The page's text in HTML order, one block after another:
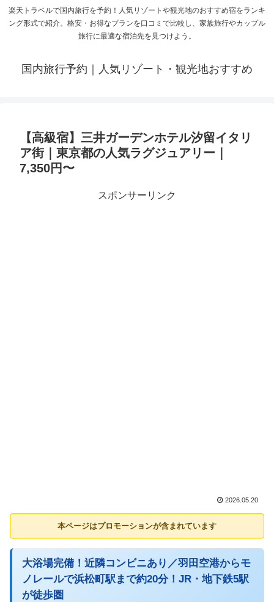
楽天トラベルで国内旅行を予約！人気リゾートや観光地のおすすめ宿をランキ
ング形式で紹介。格安・お得なプランを口コミで比較し、家族旅行やカップル
旅行に最適な宿泊先を見つけよう。
国内旅行予約｜人気リゾート・観光地おすすめ
【高級宿】三井ガーデンホテル汐留イタリ
ア街｜東京都の人気ラグジュアリー｜
7,350円〜
スポンサーリンク
2026.05.20
本ページはプロモーションが含まれています
大浴場完備！近隣コンビニあり／羽田空港からモ
ノレールで浜松町駅まで約20分！JR・地下鉄5駅
が徒歩圏